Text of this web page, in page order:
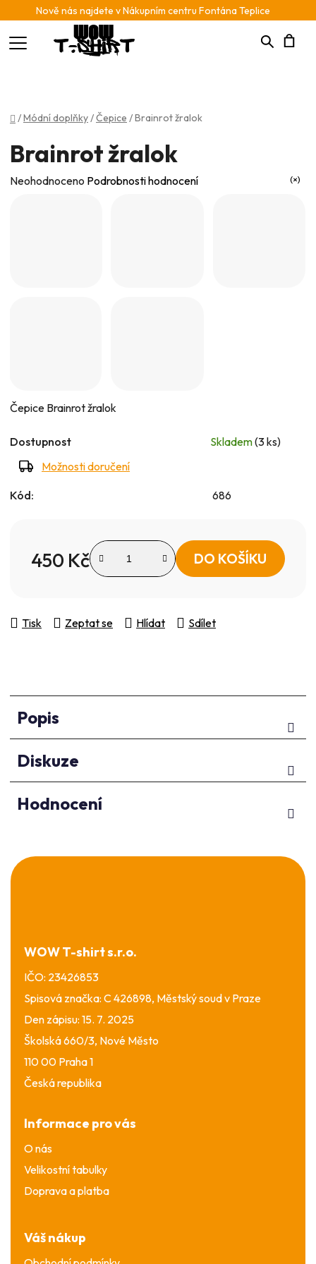
Nově nás najdete v Nákupním centru Fontána Teplice
Hledat
Domů
/Módní doplňky/Čepice /Brainrot žralok
Čepice Brainrot žralok
Dostupnost Skladem(3 ks)
Možnosti doručení
Kód: 686
450 Kč DO KOŠÍKU
Tisk Zeptat se Hlídat Sdílet
Brainrot žralok
Průměrné
Neohodnoceno Podrobnosti hodnocení
Popis
Diskuze
Hodnocení
Z
á
WOW T-shirt s.r.o.
IČO: 23426853
Spisová značka: C 426898, Městský soud v Praze
Den zápisu: 15. 7. 2025
Školská 660/3, Nové Město
110 00 Praha 1
Česká republika
Informace pro vás
O nás
Velikostní tabulky
Doprava a platba
Váš nákup